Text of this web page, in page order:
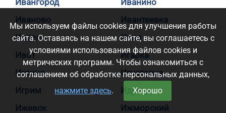
Ивангород
Иванино
Иваново
Ивантеевка
Ивдель
Ивня
Ивот
Игарка
Иглино
Игнатовка
Игрим
Идрица
Ижевск
Ижморский
Мы используем файлы cookies для улучшения работы
сайта. Оставаясь на нашем сайте, вы соглашаетесь с
условиями использования файлов cookies и
метрических программ. Чтобы ознакомиться с
соглашением об обработке персональных данных,
нажмите здесь. Хорошо